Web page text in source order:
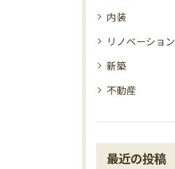
内装
リノベーション
新築
不動産
最近の投稿